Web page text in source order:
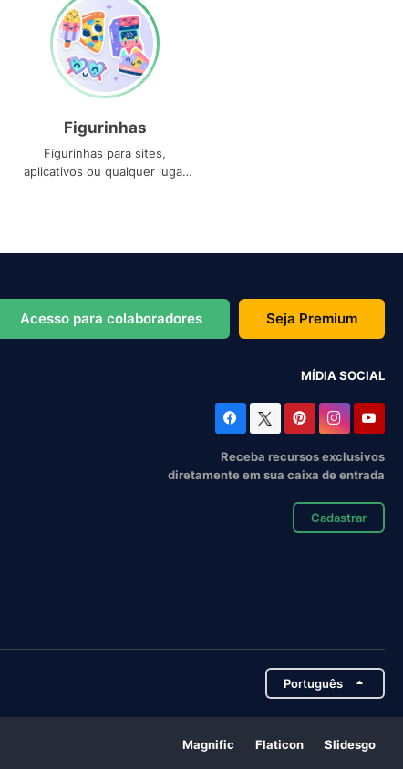
Figurinhas
Figurinhas para sites,
aplicativos ou qualquer lugar
Acesso para colaboradores Seja Premium
MÍDIA SOCIAL
Receba recursos exclusivos
diretamente em sua caixa de entrada
Cadastrar
Português
Magnific Flaticon Slidesgo